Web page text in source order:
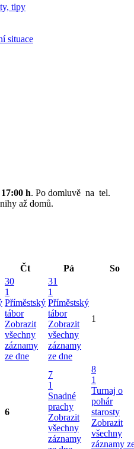
tipy
situace
h. Po domluvě na tel.
až domů.
Čt Pá
So
30
1
Příměstský
tábor
Zobrazit
všechny
záznamy
ze dne
31
1
Příměstský
tábor
Zobrazit
všechny
záznamy
ze dne
1
6
7
1
Snadné
prachy
Zobrazit
všechny
záznamy
8
1
Turnaj o
pohár
starosty
Zobrazit
všechny
záznamy